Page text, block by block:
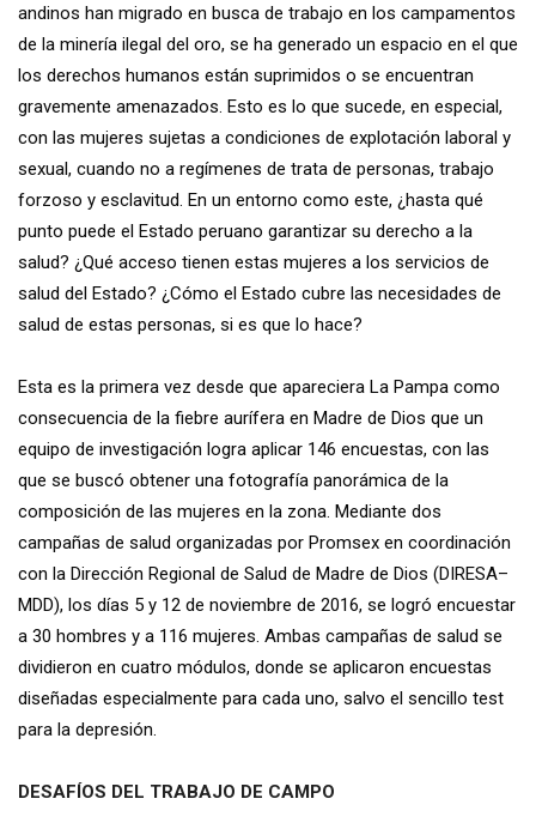
andinos han migrado en busca de trabajo en los campamentos
de la minería ilegal del oro, se ha generado un espacio en el que
los derechos humanos están suprimidos o se encuentran
gravemente amenazados. Esto es lo que sucede, en especial,
con las mujeres sujetas a condiciones de explotación laboral y
sexual, cuando no a regímenes de trata de personas, trabajo
forzoso y esclavitud. En un entorno como este, ¿hasta qué
punto puede el Estado peruano garantizar su derecho a la
salud? ¿Qué acceso tienen estas mujeres a los servicios de
salud del Estado? ¿Cómo el Estado cubre las necesidades de
salud de estas personas, si es que lo hace?
Esta es la primera vez desde que apareciera La Pampa como
consecuencia de la fiebre aurífera en Madre de Dios que un
equipo de investigación logra aplicar 146 encuestas, con las
que se buscó obtener una fotografía panorámica de la
composición de las mujeres en la zona. Mediante dos
campañas de salud organizadas por Promsex en coordinación
con la Dirección Regional de Salud de Madre de Dios (DIRESA–
MDD), los días 5 y 12 de noviembre de 2016, se logró encuestar
a 30 hombres y a 116 mujeres. Ambas campañas de salud se
dividieron en cuatro módulos, donde se aplicaron encuestas
diseñadas especialmente para cada uno, salvo el sencillo test
para la depresión.
DESAFÍOS DEL TRABAJO DE CAMPO